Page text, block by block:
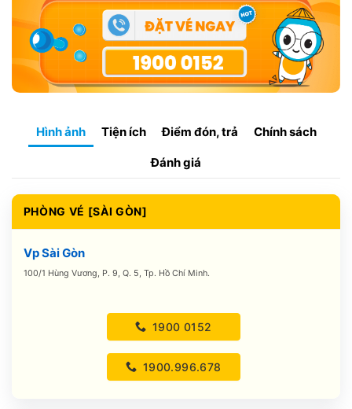
Hình ảnh Tiện ích Điểm đón, trả Chính sách
Đánh giá
PHÒNG VÉ [SÀI GÒN]
Vp Sài Gòn
100/1 Hùng Vương, P. 9, Q. 5, Tp. Hồ Chí Minh.
1900 0152
1900.996.678